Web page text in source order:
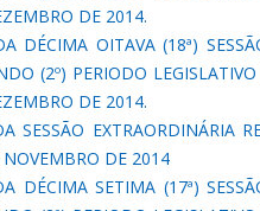
DE 2014.
DÉCIMA OITAVA (18ª)
(2º) PERIODO
DE 2014.
SESSÃO EXTRAORDINÁRIA
DE 2014
DÉCIMA SETIMA (17ª)